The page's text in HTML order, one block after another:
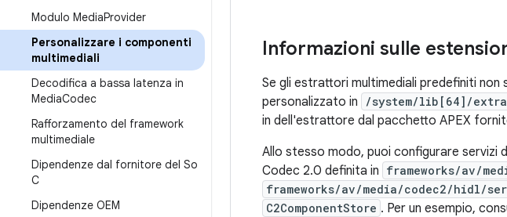
Modulo MediaProvider
Personalizzare i componenti
multimediali
Decodifica a bassa latenza in
MediaCodec
Rafforzamento del framework
multimediale
Dipendenze dal fornitore del So
C
Dipendenze OEM
Informazioni sulle
Se gli estrattori multimediali predefiniti
personalizzato in
/system/lib[64]/
in dell'estrattore dal pacchetto APEX
Allo stesso modo, puoi configurare servizi
Codec 2.0 definita in frameworks/av/
frameworks/av/media/codec2/hidl/
C2ComponentStore . Per un esempio,